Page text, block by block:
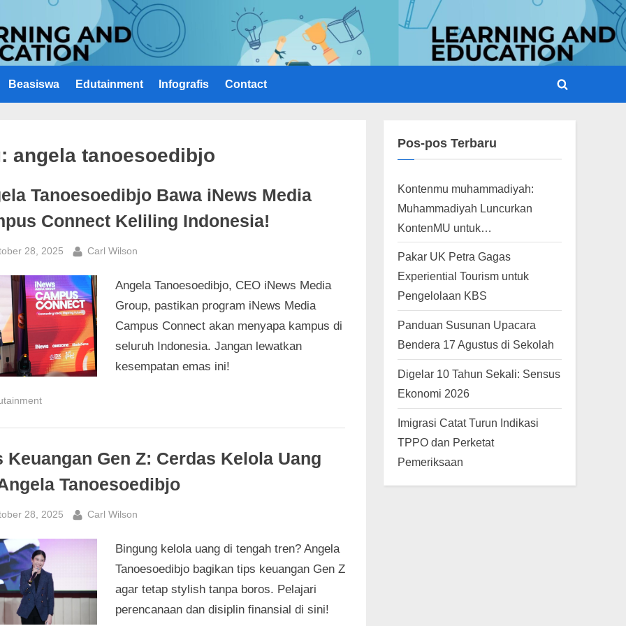
Beasiswa Edutainment Infografis Contact
Toggle
angela tanoesoedibjo
Tanoesoedibjo Bawa iNews Media
Connect Keliling Indonesia!
28, 2025 By
Carl Wilson
Angela Tanoesoedibjo, CEO iNews Media
Group, pastikan program iNews Media
Campus Connect akan menyapa kampus di
seluruh Indonesia. Jangan lewatkan
kesempatan emas ini!
Keuangan Gen Z: Cerdas Kelola Uang
Tanoesoedibjo
28, 2025 By
Carl Wilson
Bingung kelola uang di tengah tren? Angela
Tanoesoedibjo bagikan tips keuangan Gen Z
agar tetap stylish tanpa boros. Pelajari
perencanaan dan disiplin finansial di sini!
Pos-pos Terbaru
Kontenmu muhammadiyah:
Muhammadiyah Luncurkan
KontenMU untuk…
Pakar UK Petra Gagas
Experiential Tourism untuk
Pengelolaan KBS
Panduan Susunan Upacara
Bendera 17 Agustus di Sekolah
Digelar 10 Tahun Sekali: Sensus
Ekonomi 2026
Imigrasi Catat Turun Indikasi
TPPO dan Perketat
Pemeriksaan